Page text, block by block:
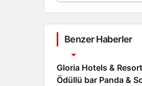
Benzer Haberler
Gloria Hotels &
Ödüllü bar Panda &